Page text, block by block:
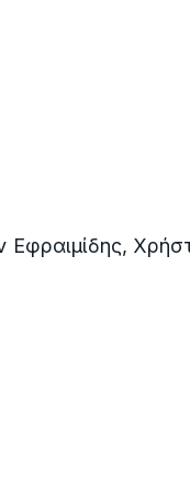
Εφραιμίδης,